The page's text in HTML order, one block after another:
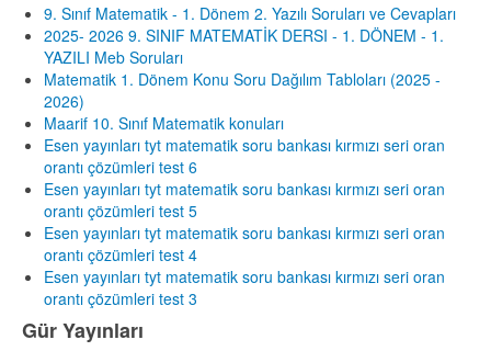
9. Sınıf Matematik - 1. Dönem 2. Yazılı Soruları ve Cevapları
2025- 2026 9. SINIF MATEMATİK DERSI - 1. DÖNEM - 1.
YAZILI Meb Soruları
Matematik 1. Dönem Konu Soru Dağılım Tabloları (2025 -
2026)
Maarif 10. Sınıf Matematik konuları
Esen yayınları tyt matematik soru bankası kırmızı seri oran
orantı çözümleri test 6
Esen yayınları tyt matematik soru bankası kırmızı seri oran
orantı çözümleri test 5
Esen yayınları tyt matematik soru bankası kırmızı seri oran
orantı çözümleri test 4
Esen yayınları tyt matematik soru bankası kırmızı seri oran
orantı çözümleri test 3
Gür Yayınları